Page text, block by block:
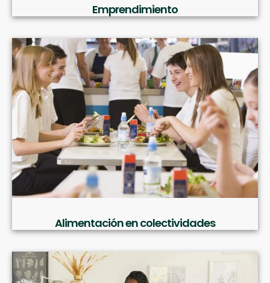
Emprendimiento
Alimentación en colectividades